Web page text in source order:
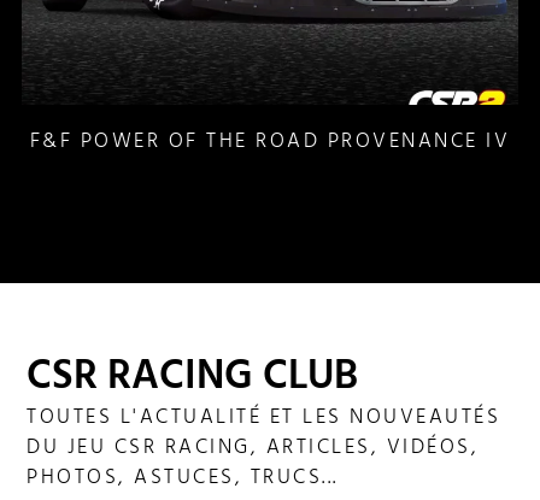
F&F POWER OF THE ROAD PROVENANCE IV
CSR RACING CLUB
TOUTES L'ACTUALITÉ ET LES NOUVEAUTÉS
DU JEU CSR RACING, ARTICLES, VIDÉOS,
PHOTOS, ASTUCES, TRUCS...